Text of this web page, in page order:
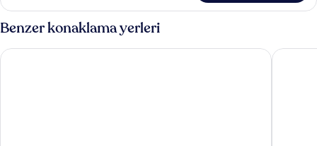
daha
fazla
detay
Benzer konaklama yerleri
Disney Hotel Santa Fe